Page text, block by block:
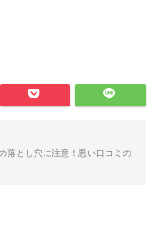
落とし穴に注意！悪い口コミの